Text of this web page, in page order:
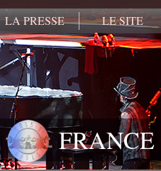
LA PRESSE LE SITE
FRANCE